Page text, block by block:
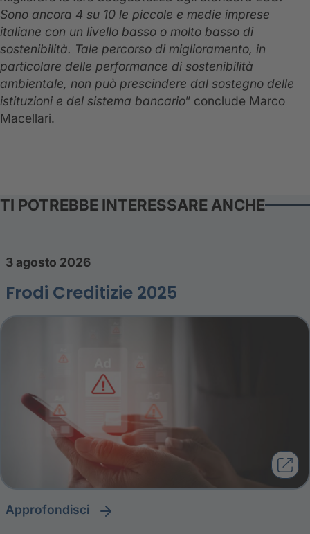
Sono ancora 4 su 10 le piccole e medie imprese
italiane con un livello basso o molto basso di
sostenibilità. Tale percorso di miglioramento, in
particolare delle performance di sostenibilità
ambientale, non può prescindere dal sostegno delle
istituzioni e del sistema bancario” conclude Marco
Macellari.
TI POTREBBE INTERESSARE ANCHE
3 agosto 2026
Frodi Creditizie 2025
approfondisci